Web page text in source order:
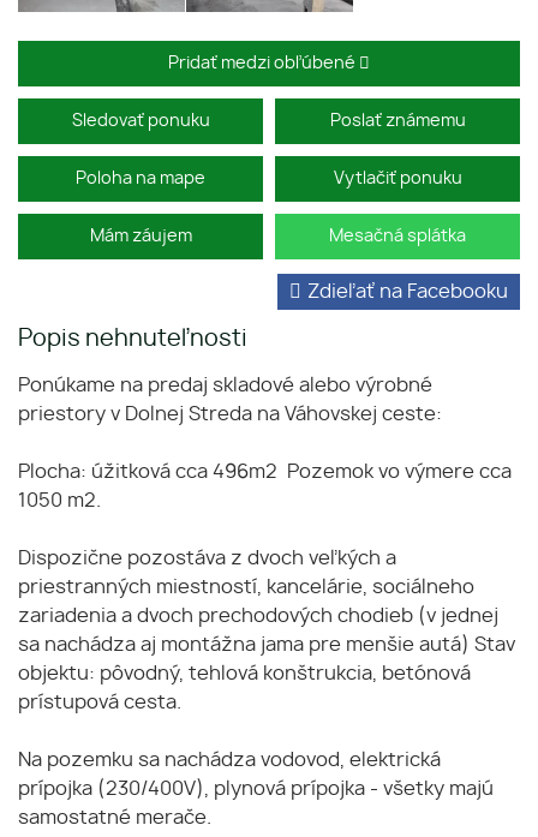
Pridať medzi obľúbené
Sledovať ponuku Poslať známemu
Poloha na mape Vytlačiť ponuku
Mám záujem Mesačná splátka
Popis nehnuteľnosti
Zdieľať na Facebooku
Ponúkame na predaj skladové alebo výrobné
priestory v Dolnej Streda na Váhovskej ceste:
Plocha: úžitková cca 496m2 Pozemok vo výmere cca
1050 m2.
Dispozične pozostáva z dvoch veľkých a
priestranných miestností, kancelárie, sociálneho
zariadenia a dvoch prechodových chodieb (v jednej
sa nachádza aj montážna jama pre menšie autá) Stav
objektu: pôvodný, tehlová konštrukcia, betónová
prístupová cesta.
Na pozemku sa nachádza vodovod, elektrická
prípojka (230/400V), plynová prípojka - všetky majú
samostatné merače.